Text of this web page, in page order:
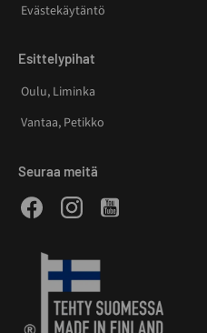
Evästekäytäntö
Esittelypihat
Oulu, Liminka
Vantaa, Petikko
Seuraa meitä
FacebookInstagramYoutube